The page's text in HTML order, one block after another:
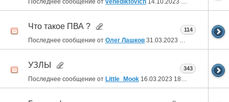
Последнее сообщение от venediktovich 14.10.2023 05:29
Что такое ПВА ?
Последнее сообщение от Олег Лашков 31.03.2023 17:29
114
УЗЛЫ
Последнее сообщение от Little_Mook 16.03.2023 18:49
343